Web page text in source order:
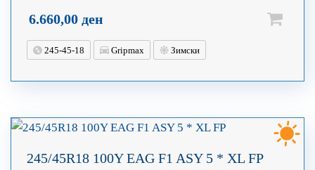
6.660,00 ден
245-45-18 Gripmax Зимски
245/45R18 100Y EAG F1 ASY 5 * XL FP